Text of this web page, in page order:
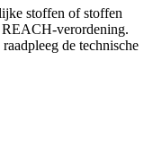
stoffen of stoffen
verordening.
de technische